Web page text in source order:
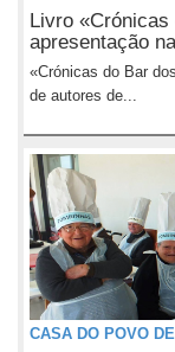
Livro «Crónicas
apresentação
«Crónicas do Bar
de autores de...
CASA DO POVO